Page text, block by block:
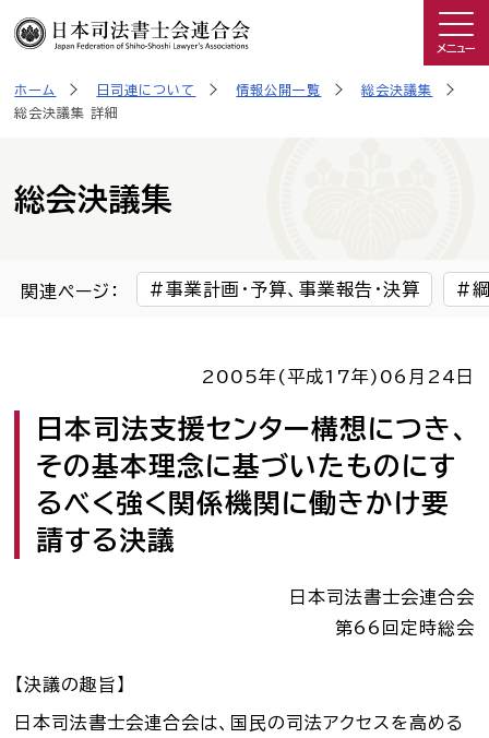
司法書士を知る
広報物・制作物
司法書士に相談したい人へ
司法書士を目指す人へ
司法書士法違反 「非司行為」について
メニュー
ホーム 日司連について 情報公開一覧
総会決議集
総会決議集 詳細
総会決議集
関連ページ： 事業計画・予算、事業報告・決算
2005年(平成17年) 06月24日
日本司法支援センター構想につき、
その基本理念に基づいたものにす
るべく強く関係機関に働きかけ要
請する決議
日本司法書士会連合会
第66回定時総会
【決議の趣旨】
日本司法書士会連合会は、国民の司法アクセスを高める